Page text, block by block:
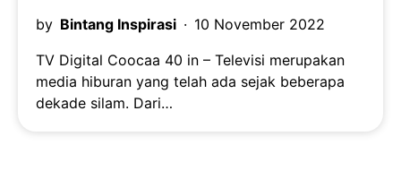
by Bintang Inspirasi
10 November 2022
TV Digital Coocaa 40 in – Televisi merupakan
media hiburan yang telah ada sejak beberapa
dekade silam. Dari…